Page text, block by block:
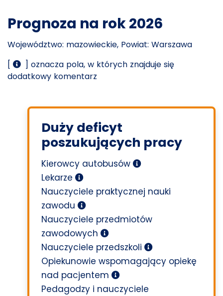
Prognoza na rok 2026
Województwo: mazowieckie, Powiat: Warszawa
[
] oznacza pola, w których znajduje się
dodatkowy komentarz
Duży deficyt
poszukujących pracy
Kierowcy autobusów
Lekarze
Nauczyciele praktycznej nauki
zawodu
Nauczyciele przedmiotów
zawodowych
Nauczyciele przedszkoli
Opiekunowie wspomagający opiekę
nad pacjentem
Pedagodzy i nauczyciele